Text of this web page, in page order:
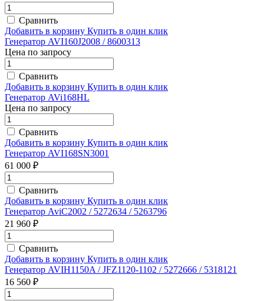
Сравнить
Добавить в корзину Купить в один клик
Генератор AVI160J2008 / 8600313
Цена по запросу
Сравнить
Добавить в корзину Купить в один клик
Генератор AVi168HL
Цена по запросу
Сравнить
Добавить в корзину Купить в один клик
Генератор AVI168SN3001
61 000 ₽
Сравнить
Добавить в корзину Купить в один клик
Генератор AviC2002 / 5272634 / 5263796
21 960 ₽
Сравнить
Добавить в корзину Купить в один клик
Генератор AVIH1150A / JFZ1120-1102 / 5272666 / 5318121
16 560 ₽